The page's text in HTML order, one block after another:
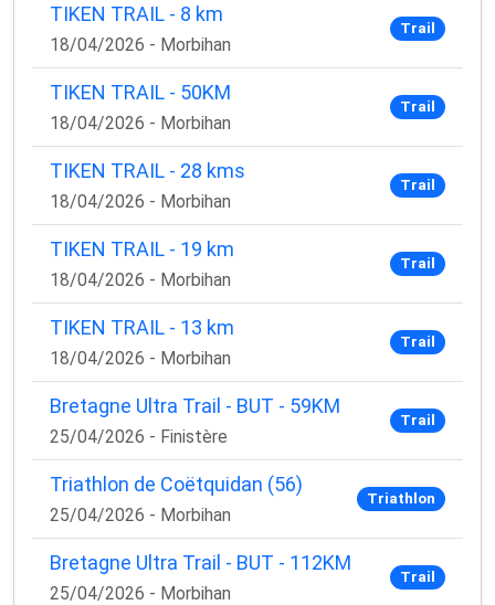
TIKEN TRAIL - 8 km
18/04/2026 - Morbihan
Trail
TIKEN TRAIL - 50KM
18/04/2026 - Morbihan
Trail
TIKEN TRAIL - 28 kms
18/04/2026 - Morbihan
Trail
TIKEN TRAIL - 19 km
18/04/2026 - Morbihan
Trail
TIKEN TRAIL - 13 km
18/04/2026 - Morbihan
Trail
Bretagne Ultra Trail - BUT - 59KM
25/04/2026 - Finistère
Trail
Triathlon de Coëtquidan (56)
25/04/2026 - Morbihan
Triathlon
Bretagne Ultra Trail - BUT - 112KM
25/04/2026 - Morbihan
Trail